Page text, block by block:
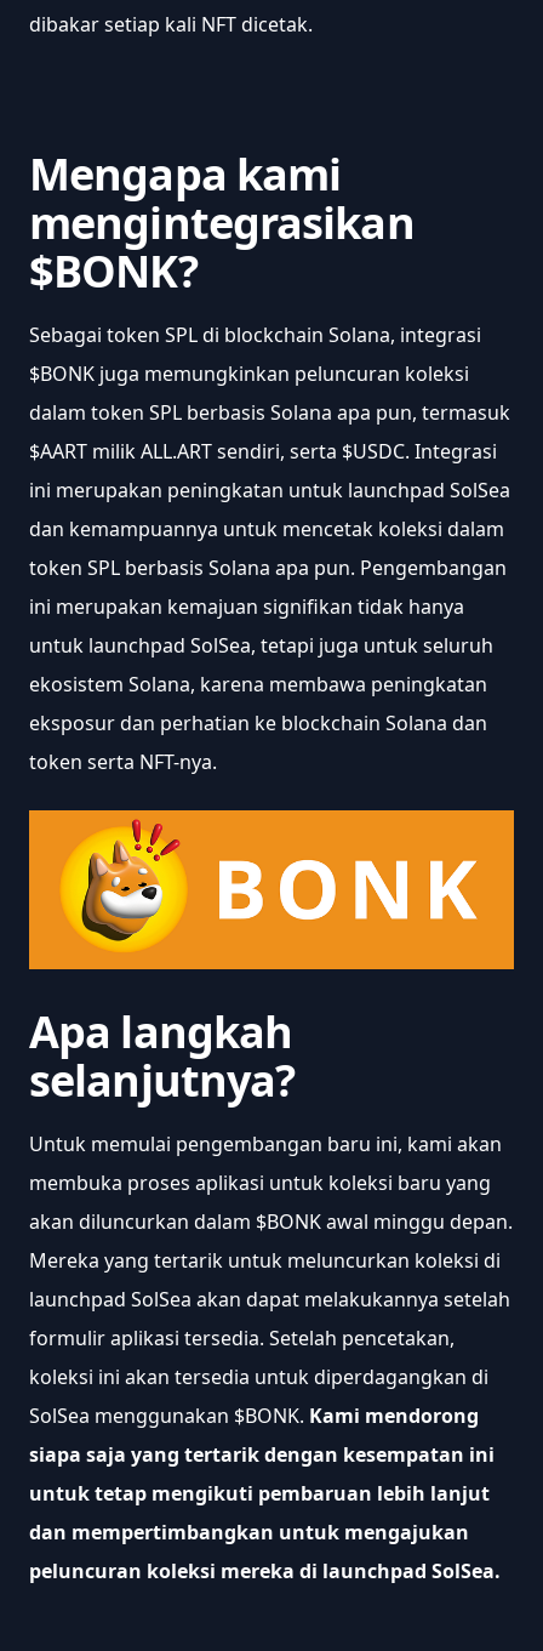
dibakar setiap kali NFT dicetak.
Mengapa kami
mengintegrasikan
$BONK?
Sebagai token SPL di blockchain Solana, integrasi
$BONK juga memungkinkan peluncuran koleksi
dalam token SPL berbasis Solana apa pun, termasuk
$AART milik ALL.ART sendiri, serta $USDC. Integrasi
ini merupakan peningkatan untuk launchpad SolSea
dan kemampuannya untuk mencetak koleksi dalam
token SPL berbasis Solana apa pun. Pengembangan
ini merupakan kemajuan signifikan tidak hanya
untuk launchpad SolSea, tetapi juga untuk seluruh
ekosistem Solana, karena membawa peningkatan
eksposur dan perhatian ke blockchain Solana dan
token serta NFT-nya.
Apa langkah
selanjutnya?
Untuk memulai pengembangan baru ini, kami akan
membuka proses aplikasi untuk koleksi baru yang
akan diluncurkan dalam $BONK awal minggu depan.
Mereka yang tertarik untuk meluncurkan koleksi di
launchpad SolSea akan dapat melakukannya setelah
formulir aplikasi tersedia. Setelah pencetakan,
koleksi ini akan tersedia untuk diperdagangkan di
SolSea menggunakan $BONK. Kami mendorong
siapa saja yang tertarik dengan kesempatan ini
untuk tetap mengikuti pembaruan lebih lanjut
dan mempertimbangkan untuk mengajukan
peluncuran koleksi mereka di launchpad SolSea.